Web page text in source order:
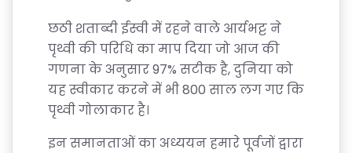
छठी शताब्दी ईस्वी में रहने वाले आर्यभट्ट ने
पृथ्वी की परिधि का माप दिया जो आज की
गणना के अनुसार 97% सटीक है, दुनिया को
यह स्वीकार करने में भी 800 साल लग गए कि
पृथ्वी गोलाकार है।
इन समानताओं का अध्ययन हमारे पूर्वजों द्वारा